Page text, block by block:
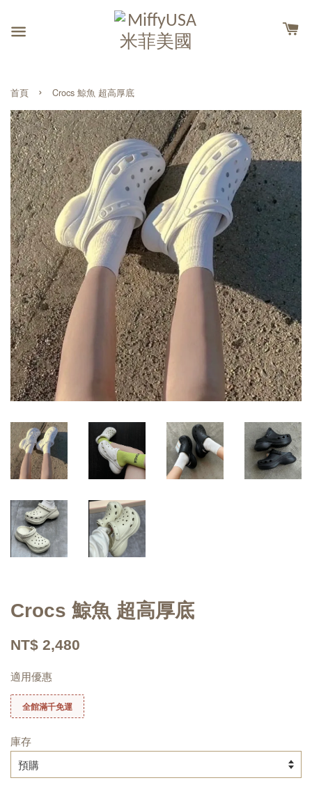
首頁 › Crocs 鯨魚 超高厚底
Crocs 鯨魚 超高厚底
NT$ 2,480
適用優惠
全館滿千免運
庫存